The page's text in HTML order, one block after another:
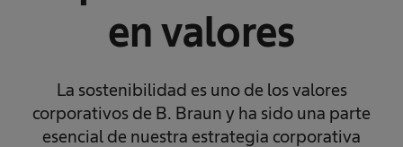
en valores
La sostenibilidad es uno de los valores
corporativos de B. Braun y ha sido una parte
esencial de nuestra estrategia corporativa